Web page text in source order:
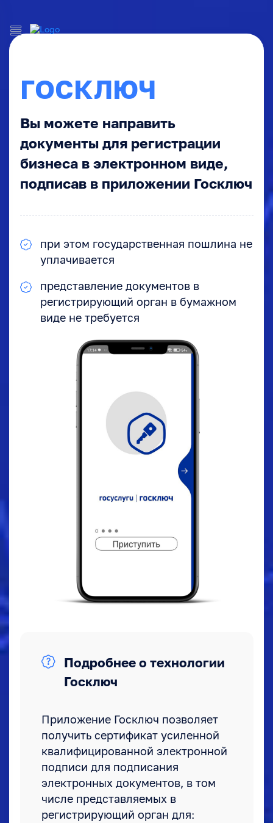
ГОСКЛЮЧ
Вы можете направить
документы для регистрации
бизнеса в электронном виде,
подписав в приложении Госключ
при этом государственная пошлина не
уплачивается
представление документов в
регистрирующий орган в бумажном
виде не требуется
Подробнее о технологии
Госключ
Приложение Госключ позволяет
получить сертификат усиленной
квалифицированной электронной
подписи для подписания
электронных документов, в том
числе представляемых в
регистрирующий орган для: